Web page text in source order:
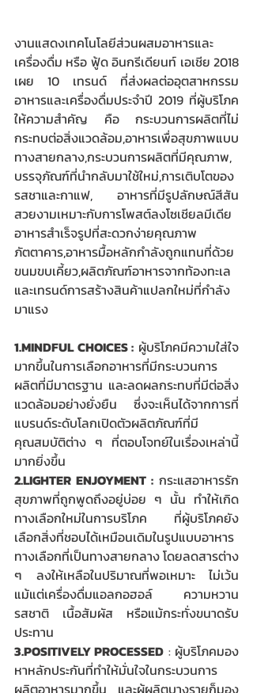
งานแสดงเทคโนโลยีส่วนผสมอาหารและ
เครื่องดื่ม หรือ ฟู้ด อินกรีเดียนท์ เอเชีย 2018
เผย 10 เทรนด์ ที่ส่งผลต่ออุตสาหกรรม
อาหารและเครื่องดื่มประจำปี 2019 ที่ผู้บริโภค
ให้ความสำคัญ คือ กระบวนการผลิตที่ไม่
กระทบต่อสิ่งแวดล้อม,อาหารเพื่อสุขภาพแบบ
ทางสายกลาง,กระบวนการผลิตที่มีคุณภาพ,
บรรจุภัณฑ์ที่นำกลับมาใช้ใหม่,การเติบโตของ
รสชาและกาแฟ, อาหารที่มีรูปลักษณ์สีสัน
สวยงามเหมาะกับการโพสต์ลงโซเชียลมีเดีย
อาหารสำเร็จรูปที่สะดวกง่ายคุณภาพ
ภัตตาคาร,อาหารมื้อหลักกำลังถูกแทนที่ด้วย
ขนมขบเคี้ยว,ผลิตภัณฑ์อาหารจากท้องทะเล
และเทรนด์การสร้างสินค้าแปลกใหม่ที่กำลัง
มาแรง
1.MINDFUL CHOICES : ผู้บริโภคมีความใส่ใจ
มากขึ้นในการเลือกอาหารที่มีกระบวนการ
ผลิตที่มีมาตรฐาน และลดผลกระทบที่มีต่อสิ่ง
แวดล้อมอย่างยั่งยืน ซึ่งจะเห็นได้จากการที่
แบรนด์ระดับโลกเปิดตัวผลิตภัณฑ์ที่มี
คุณสมบัติต่าง ๆ ที่ตอบโจทย์ในเรื่องเหล่านี้
มากยิ่งขึ้น
2.LIGHTER ENJOYMENT : กระแสอาหารรัก
สุขภาพที่ถูกพูดถึงอยู่บ่อย ๆ นั้น ทำให้เกิด
ทางเลือกใหม่ในการบริโภค ที่ผู้บริโภคยัง
เลือกสิ่งที่ชอบได้เหมือนเดิมในรูปแบบอาหาร
ทางเลือกที่เป็นทางสายกลาง โดยลดสารต่าง
ๆ ลงให้เหลือในปริมาณที่พอเหมาะ ไม่เว้น
แม้แต่เครื่องดื่มแอลกอฮอล์ ความหวาน
รสชาติ เนื้อสัมผัส หรือแม้กระทั่งขนาดรับ
ประทาน
3.POSITIVELY PROCESSED : ผู้บริโภคมอง
หาหลักประกันที่ทำให้มั่นใจในกระบวนการ
ผลิตอาหารมากขึ้น และผู้ผลิตบางรายก็มอง